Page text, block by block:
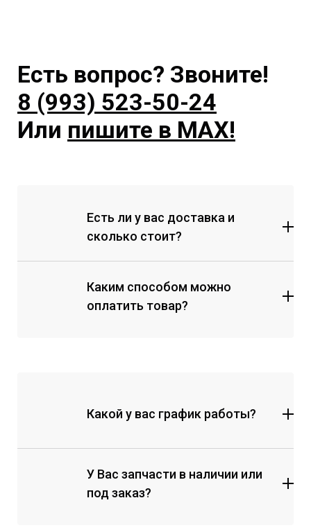
Есть вопрос? Звоните!
8 (993) 523-50-24
Или пишите в MAX!
Есть ли у вас доставка и
сколько стоит?
Каким способом можно
оплатить товар?
Какой у вас график работы?
У Вас запчасти в наличии или
под заказ?